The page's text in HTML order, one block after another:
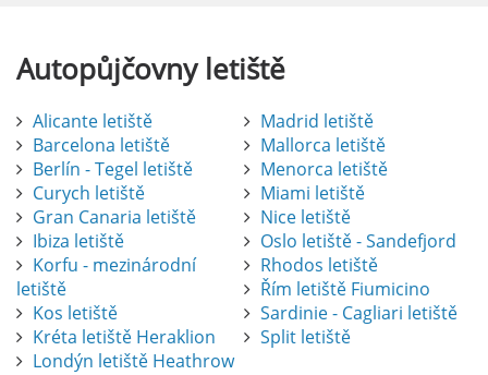
Autopůjčovnyletiště
Alicante letiště
Barcelona letiště
Berlín - Tegel letiště
Curych letiště
Gran Canaria letiště
Ibiza letiště
Korfu - mezinárodní
letiště
Kos letiště
Kréta letiště Heraklion
Londýn letiště Heathrow
Madrid letiště
Mallorca letiště
Menorca letiště
Miami letiště
Nice letiště
Oslo letiště - Sandefjord
Rhodos letiště
Řím letiště Fiumicino
Sardinie - Cagliari letiště
Split letiště